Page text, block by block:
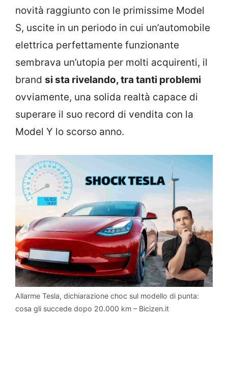
novità raggiunto con le primissime Model
S, uscite in un periodo in cui un’automobile
elettrica perfettamente funzionante
sembrava un’utopia per molti acquirenti, il
brand si sta rivelando, tra tanti problemi
ovviamente, una solida realtà capace di
superare il suo record di vendita con la
Model Y lo scorso anno.
Allarme Tesla, dichiarazione choc sul modello di punta:
cosa gli succede dopo 20.000 km – Bicizen.it